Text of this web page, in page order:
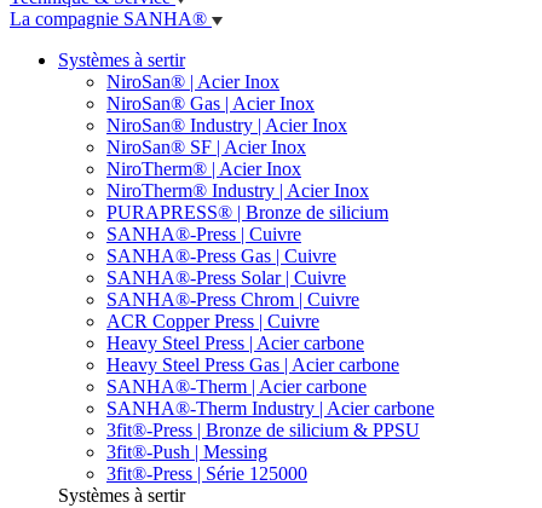
La compagnie SANHA®
Systèmes à sertir
NiroSan® | Acier Inox
NiroSan® Gas | Acier Inox
NiroSan® Industry | Acier Inox
NiroSan® SF | Acier Inox
NiroTherm® | Acier Inox
NiroTherm® Industry | Acier Inox
PURAPRESS® | Bronze de silicium
SANHA®-Press | Cuivre
SANHA®-Press Gas | Cuivre
SANHA®-Press Solar | Cuivre
SANHA®-Press Chrom | Cuivre
ACR Copper Press | Cuivre
Heavy Steel Press | Acier carbone
Heavy Steel Press Gas | Acier carbone
SANHA®-Therm | Acier carbone
SANHA®-Therm Industry | Acier carbone
3fit®-Press | Bronze de silicium & PPSU
3fit®-Push | Messing
3fit®-Press | Série 125000
Systèmes à sertir